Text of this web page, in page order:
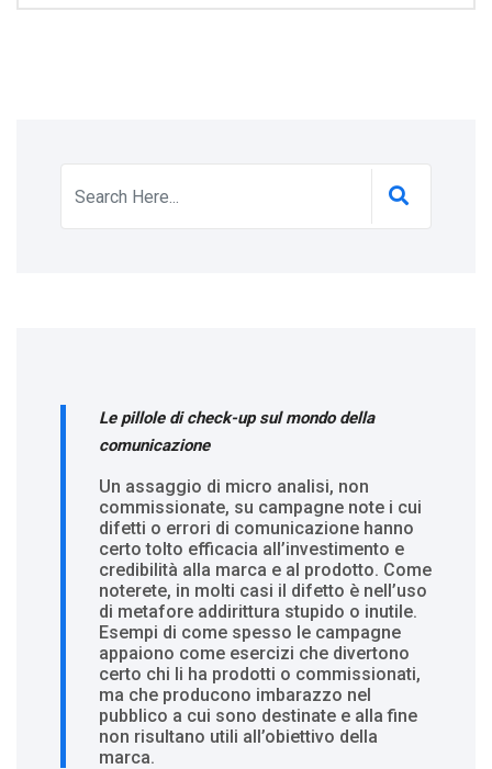
Le pillole di check-up sul mondo della
comunicazione
Un assaggio di micro analisi, non
commissionate, su campagne note i cui
difetti o errori di comunicazione hanno
certo tolto efficacia all’investimento e
credibilità alla marca e al prodotto. Come
noterete, in molti casi il difetto è nell’uso
di metafore addirittura stupido o inutile.
Esempi di come spesso le campagne
appaiono come esercizi che divertono
certo chi li ha prodotti o commissionati,
ma che producono imbarazzo nel
pubblico a cui sono destinate e alla fine
non risultano utili all’obiettivo della
marca.